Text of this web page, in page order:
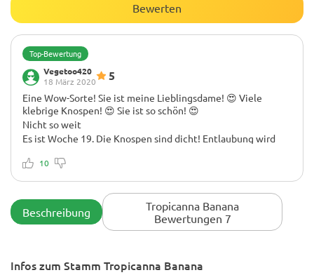
Bewerten
Top-Bewertung
Vegetoo420
18 März 2020
5
Eine Wow-Sorte! Sie ist meine Lieblingsdame! 😍 Viele
klebrige Knospen! 😍 Sie ist so schön! 😍
Nicht so weit
Es ist Woche 19. Die Knospen sind dicht! Entlaubung wird
Vielen Dank an das Herbies-Team! Ich liebe euch
10
Beschreibung
Tropicanna Banana
Bewertungen 7
Infos zum Stamm Tropicanna Banana